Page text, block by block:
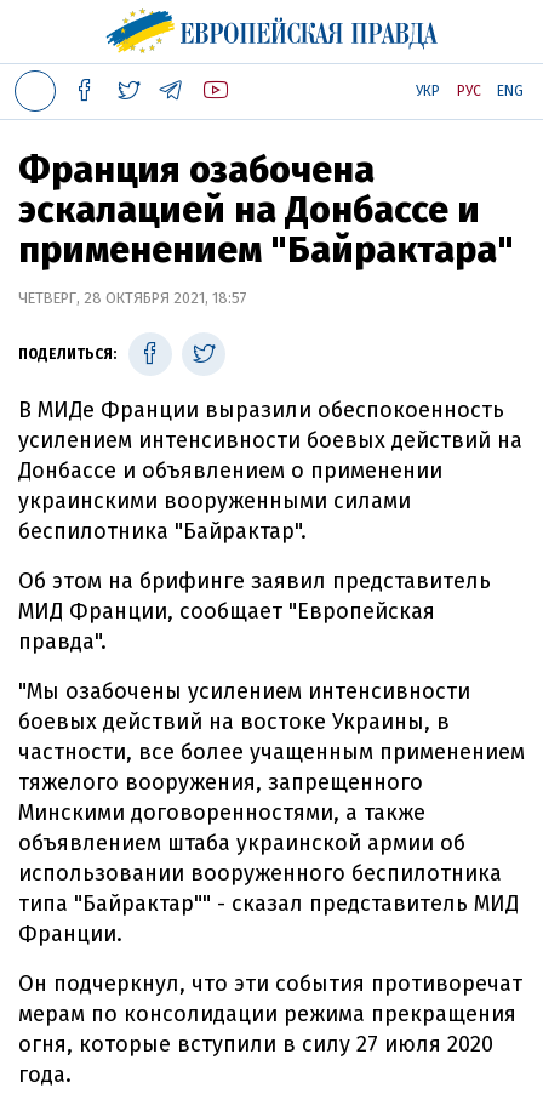
УКР РУС ENG
Франция озабочена
эскалацией на Донбассе и
применением "Байрактара"
ЧЕТВЕРГ, 28 ОКТЯБРЯ 2021, 18:57
ПОДЕЛИТЬСЯ:
В МИДе Франции выразили обеспокоенность
усилением интенсивности боевых действий на
Донбассе и объявлением о применении
украинскими вооруженными силами
беспилотника "Байрактар".
Об этом на брифинге заявил представитель
МИД Франции, сообщает "Европейская
правда".
"Мы озабочены усилением интенсивности
боевых действий на востоке Украины, в
частности, все более учащенным применением
тяжелого вооружения, запрещенного
Минскими договоренностями, а также
объявлением штаба украинской армии об
использовании вооруженного беспилотника
типа "Байрактар"" - сказал представитель МИД
Франции.
Он подчеркнул, что эти события противоречат
мерам по консолидации режима прекращения
огня, которые вступили в силу 27 июля 2020
года.